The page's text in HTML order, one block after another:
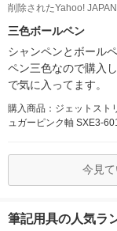
削除されたYahoo!
三色ボールペン
シャンペンとボール
ペン三色なので購入
で気に入ってます。
購入商品：ジェットスト
ュガーピンク軸 SXE3-
今見
筆記用具の人気ラ